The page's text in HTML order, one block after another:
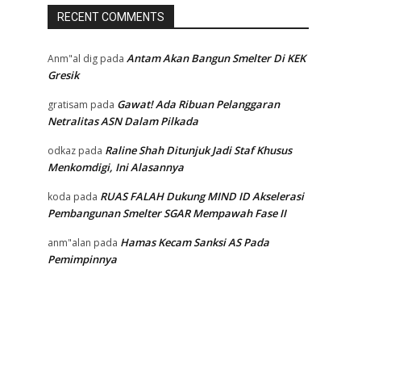
RECENT COMMENTS
Anm"al dig pada Antam Akan Bangun Smelter Di KEK
Gresik
gratisam pada Gawat! Ada Ribuan Pelanggaran
Netralitas ASN Dalam Pilkada
odkaz pada Raline Shah Ditunjuk Jadi Staf Khusus
Menkomdigi, Ini Alasannya
koda pada RUAS FALAH Dukung MIND ID Akselerasi
Pembangunan Smelter SGAR Mempawah Fase II
anm"alan pada Hamas Kecam Sanksi AS Pada
Pemimpinnya